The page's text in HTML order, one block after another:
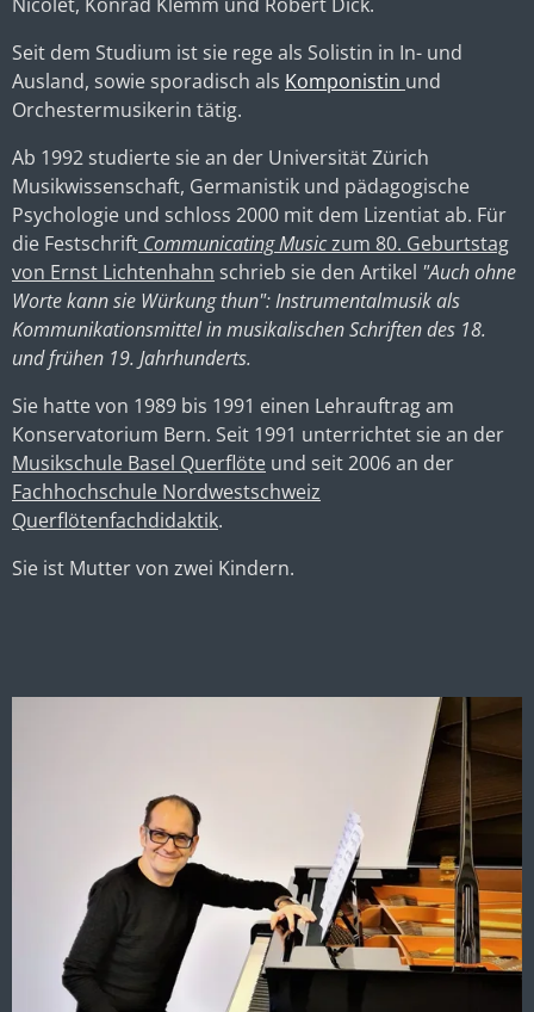
Seit dem Studium ist sie rege als Solistin in In- und
Ausland, sowie sporadisch als Komponistin und
Orchestermusikerin tätig.
Ab 1992 studierte sie an der Universität Zürich
Musikwissenschaft, Germanistik und pädagogische
Psychologie und schloss 2000 mit dem Lizentiat ab. Für
die Festschrift Communicating Musiczum 80. Geburtstag
von Ernst Lichtenhahn schrieb sie den Artikel "Auch ohne
Worte kann sie Würkung thun": Instrumentalmusik als
Kommunikationsmittel in musikalischen Schriften des 18.
und frühen 19. Jahrhunderts.
Sie hatte von 1989 bis 1991 einen Lehrauftrag am
Konservatorium Bern. Seit 1991 unterrichtet sie an der
Musikschule Basel Querflöte und seit 2006 an der
Fachhochschule Nordwestschweiz
Querflötenfachdidaktik.
Sie ist Mutter von zwei Kindern.